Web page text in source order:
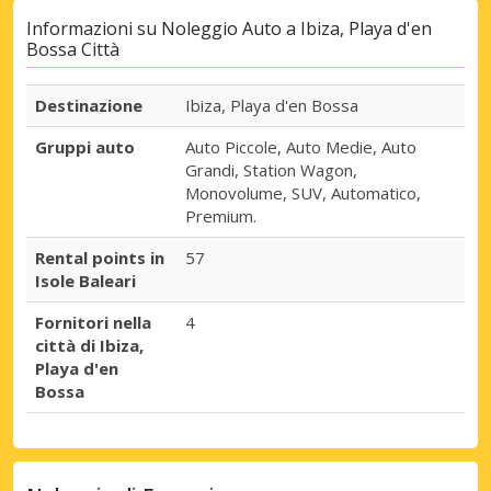
Informazioni su Noleggio Auto a Ibiza, Playa d'en
Bossa Città
Destinazione
Ibiza, Playa d'en Bossa
Gruppi auto
Auto Piccole, Auto Medie, Auto
Grandi, Station Wagon,
Monovolume, SUV, Automatico,
Premium.
Rental points in
Isole Baleari
57
Fornitori nella
città di Ibiza,
Playa d'en
Bossa
4